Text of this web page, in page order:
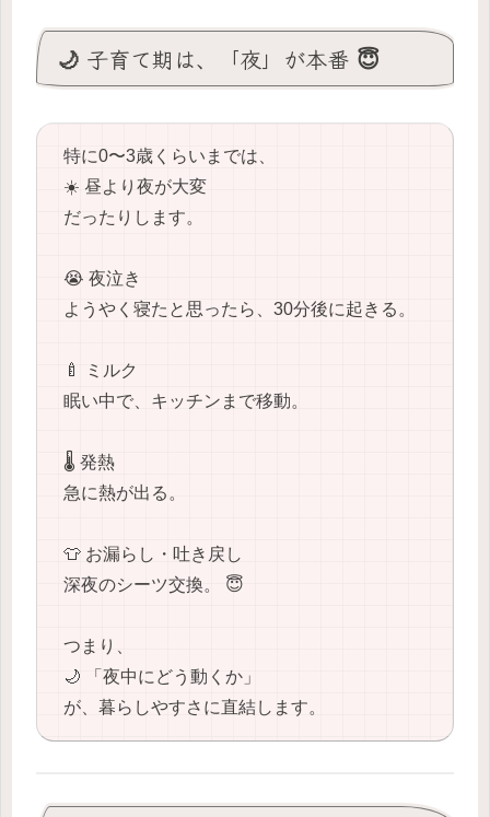
🌙 子育て期は、「夜」が本番 😇
特に0〜3歳くらいまでは、
☀️ 昼より夜が大変
だったりします。
😭 夜泣き
ようやく寝たと思ったら、30分後に起きる。
🍼 ミルク
眠い中で、キッチンまで移動。
🌡️ 発熱
急に熱が出る。
👕 お漏らし・吐き戻し
深夜のシーツ交換。 😇
つまり、
🌙 「夜中にどう動くか」
が、暮らしやすさに直結します。